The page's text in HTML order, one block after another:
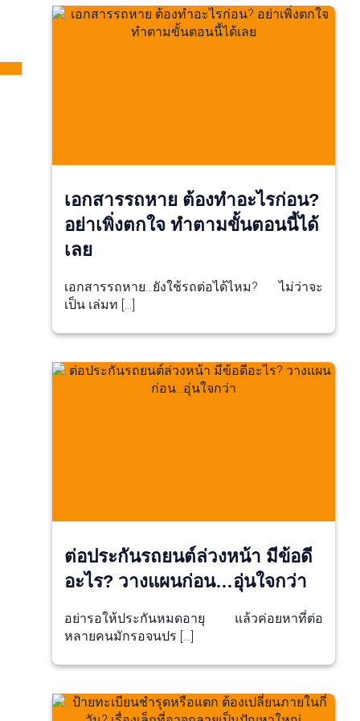
เอกสารรถหาย ต้องทำอะไรก่อน?
อย่าเพิ่งตกใจ ทำตามขั้นตอนนี้ได้
เลย
เอกสารรถหาย…ยังใช้รถต่อได้ไหม? ไม่ว่าจะ
เป็น เล่มท […]
ต่อประกันรถยนต์ล่วงหน้า มีข้อดี
อะไร? วางแผนก่อน…อุ่นใจกว่า
อย่ารอให้ประกันหมดอายุ แล้วค่อยหาที่ต่อ
หลายคนมักรอจนปร […]